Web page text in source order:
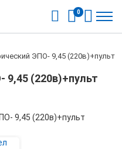
0
ЭПО- 9,45 (220в)+пульт
9,45 (220в)+пульт